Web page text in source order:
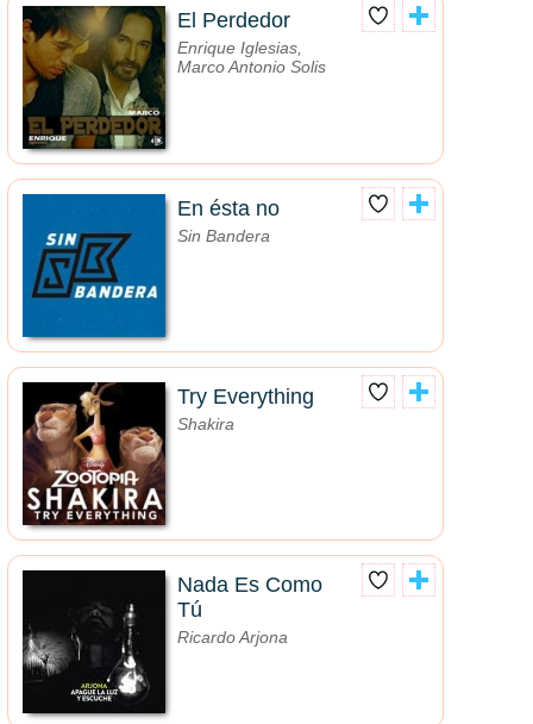
El Perdedor
Enrique Iglesias,
Marco Antonio Solis
En ésta no
Sin Bandera
Try Everything
Shakira
Nada Es Como
Tú
Ricardo Arjona